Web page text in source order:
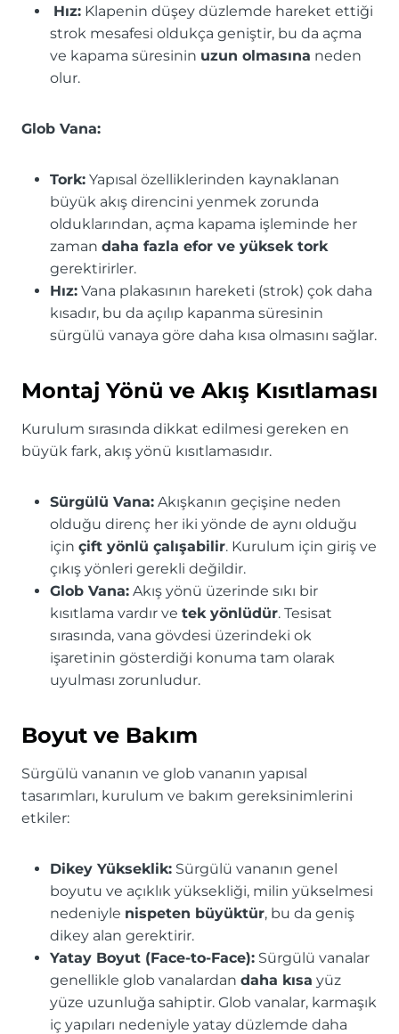
Hız: Klapenin düşey düzlemde hareket ettiği
strok mesafesi oldukça geniştir, bu da açma
ve kapama süresinin uzun olmasına neden
olur.
Glob Vana:
Tork: Yapısal özelliklerinden kaynaklanan
büyük akış direncini yenmek zorunda
olduklarından, açma kapama işleminde her
zaman daha fazla efor ve yüksek tork
gerektirirler.
Hız: Vana plakasının hareketi (strok) çok daha
kısadır, bu da açılıp kapanma süresinin
sürgülü vanaya göre daha kısa olmasını sağlar.
Montaj Yönü ve Akış Kısıtlaması
Kurulum sırasında dikkat edilmesi gereken en
büyük fark, akış yönü kısıtlamasıdır.
Sürgülü Vana: Akışkanın geçişine neden
olduğu direnç her iki yönde de aynı olduğu
için çift yönlü çalışabilir. Kurulum için giriş ve
çıkış yönleri gerekli değildir.
Glob Vana: Akış yönü üzerinde sıkı bir
kısıtlama vardır ve tek yönlüdür. Tesisat
sırasında, vana gövdesi üzerindeki ok
işaretinin gösterdiği konuma tam olarak
uyulması zorunludur.
Boyut ve Bakım
Sürgülü vananın ve glob vananın yapısal
tasarımları, kurulum ve bakım gereksinimlerini
etkiler:
Dikey Yükseklik: Sürgülü vananın genel
boyutu ve açıklık yüksekliği, milin yükselmesi
nedeniyle nispeten büyüktür, bu da geniş
dikey alan gerektirir.
Yatay Boyut (Face-to-Face): Sürgülü vanalar
genellikle glob vanalardan daha kısa yüz
yüze uzunluğa sahiptir. Glob vanalar, karmaşık
iç yapıları nedeniyle yatay düzlemde daha